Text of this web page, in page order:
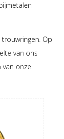
Op
van ons
van onze